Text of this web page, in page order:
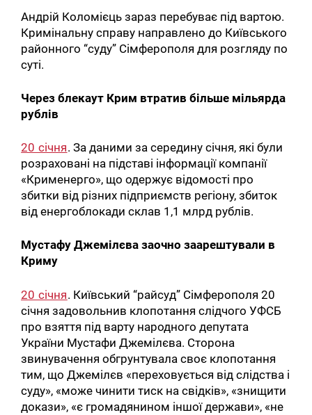
Андрій Коломієць зараз перебуває під вартою.
Кримінальну справу направлено до Київського
районного “суду” Сімферополя для розгляду по
суті.
Через блекаут Крим втратив більше мільярда
рублів
20 січня. За даними за середину січня, які були
розраховані на підставі інформації компанії
«Крименерго», що одержує відомості про
збитки від різних підприємств регіону, збиток
від енергоблокади склав 1,1 млрд рублів.
Мустафу Джемілєва заочно заарештували в
Криму
20 січня. Київський “райсуд” Сімферополя 20
січня задовольнив клопотання слідчого УФСБ
про взяття під варту народного депутата
України Мустафи Джемілєва. Сторона
звинувачення обгрунтувала своє клопотання
тим, що Джемілєв «переховується від слідства і
суду», «може чинити тиск на свідків», «знищити
докази», «є громадянином іншої держави», «не